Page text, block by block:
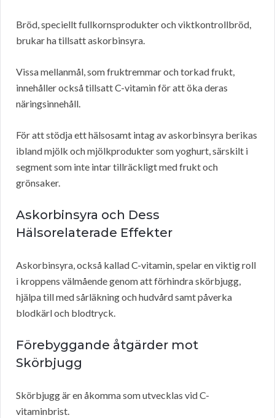
Bröd, speciellt fullkornsprodukter och viktkontrollbröd,
brukar ha tillsatt askorbinsyra.
Vissa mellanmål, som fruktremmar och torkad frukt,
innehåller också tillsatt C-vitamin för att öka deras
näringsinnehåll.
För att stödja ett hälsosamt intag av askorbinsyra berikas
ibland mjölk och mjölkprodukter som yoghurt, särskilt i
segment som inte intar tillräckligt med frukt och
grönsaker.
Askorbinsyra och Dess
Hälsorelaterade Effekter
Askorbinsyra, också kallad C-vitamin, spelar en viktig roll
i kroppens välmående genom att förhindra skörbjugg,
hjälpa till med sårläkning och hudvård samt påverka
blodkärl och blodtryck.
Förebyggande åtgärder mot
Skörbjugg
Skörbjugg är en åkomma som utvecklas vid C-
vitaminbrist.